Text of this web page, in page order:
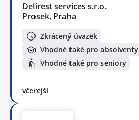
Delirest services s.r.o.
Prosek, Praha
Zkrácený úvazek
Vhodné také pro absolventy
Vhodné také pro seniory
včerejší